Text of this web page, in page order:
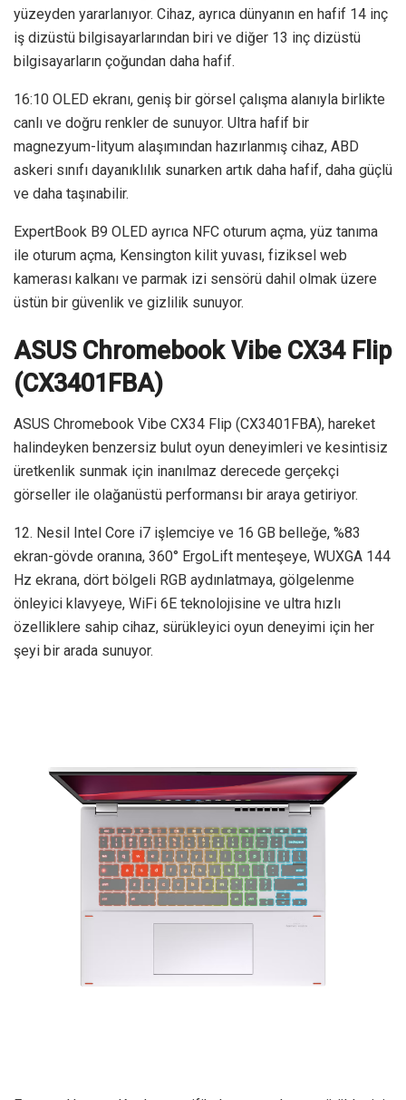
yüzeyden yararlanıyor. Cihaz, ayrıca dünyanın en hafif 14 inç
iş dizüstü bilgisayarlarından biri ve diğer 13 inç dizüstü
bilgisayarların çoğundan daha hafif.
16:10 OLED ekranı, geniş bir görsel çalışma alanıyla birlikte
canlı ve doğru renkler de sunuyor. Ultra hafif bir
magnezyum-lityum alaşımından hazırlanmış cihaz, ABD
askeri sınıfı dayanıklılık sunarken artık daha hafif, daha güçlü
ve daha taşınabilir.
ExpertBook B9 OLED ayrıca NFC oturum açma, yüz tanıma
ile oturum açma, Kensington kilit yuvası, fiziksel web
kamerası kalkanı ve parmak izi sensörü dahil olmak üzere
üstün bir güvenlik ve gizlilik sunuyor.
ASUS Chromebook Vibe CX34 Flip
(CX3401FBA)
ASUS Chromebook Vibe CX34 Flip (CX3401FBA), hareket
halindeyken benzersiz bulut oyun deneyimleri ve kesintisiz
üretkenlik sunmak için inanılmaz derecede gerçekçi
görseller ile olağanüstü performansı bir araya getiriyor.
12. Nesil Intel Core i7 işlemciye ve 16 GB belleğe, %83
ekran-gövde oranına, 360° ErgoLift menteşeye, WUXGA 144
Hz ekrana, dört bölgeli RGB aydınlatmaya, gölgelenme
önleyici klavyeye, WiFi 6E teknolojisine ve ultra hızlı
özelliklere sahip cihaz, sürükleyici oyun deneyimi için her
şeyi bir arada sunuyor.